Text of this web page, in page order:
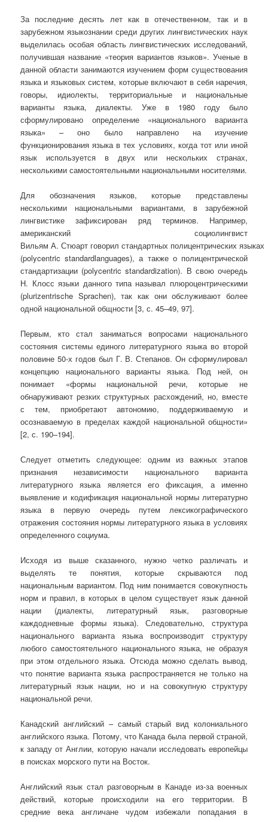
За последние десять лет как в отечественном, так и в
зарубежном языкознании среди других лингвистических наук
выделилась особая область лингвистических исследований,
получившая название «теория вариантов языков». Ученые в
данной области занимаются изучением форм существования
языка и языковых систем, которые включают в себя наречия,
говоры, идиолекты, территориальные и национальные
варианты языка, диалекты. Уже в 1980 году было
сформулировано определение «национального варианта
языка» – оно было направлено на изучение
функционирования языка в тех условиях, когда тот или иной
язык используется в двух или нескольких странах,
несколькими самостоятельными национальными носителями.
Для обозначения языков, которые представлены
несколькими национальными вариантами, в зарубежной
лингвистике зафиксирован ряд терминов. Например,
американский социолингвист
Вильям А. Стюарт говорил стандартных полицентрических языках
(polycentric standardlanguages), а также о полицентрической
стандартизации (polycentric standardization). В свою очередь
Н. Клосс языки данного типа называл плюроцентрическими
(plurizentrische Sprachen), так как они обслуживают более
одной национальной общности [3, с. 45–49, 97].
Первым, кто стал заниматься вопросами национального
состояния системы единого литературного языка во второй
половине 50-х годов был Г. В. Степанов. Он сформулировал
концепцию национального варианты языка. Под ней, он
понимает «формы национальной речи, которые не
обнаруживают резких структурных расхождений, но, вместе
с тем, приобретают автономию, поддерживаемую и
осознаваемую в пределах каждой национальной общности»
[2, с. 190–194].
Следует отметить следующее: одним из важных этапов
признания независимости национального варианта
литературного языка является его фиксация, а именно
выявление и кодификация национальной нормы литературно
языка в первую очередь путем лексикографического
отражения состояния нормы литературного языка в условиях
определенного социума.
Исходя из выше сказанного, нужно четко различать и
выделять те понятия, которые скрываются под
национальным вариантом. Под ним понимается совокупность
норм и правил, в которых в целом существует язык данной
нации (диалекты, литературный язык, разговорные
каждодневные формы языка). Следовательно, структура
национального варианта языка воспроизводит структуру
любого самостоятельного национального языка, не образуя
при этом отдельного языка. Отсюда можно сделать вывод,
что понятие варианта языка распространяется не только на
литературный язык нации, но и на совокупную структуру
национальной речи.
Канадский английский – самый старый вид колониального
английского языка. Потому, что Канада была первой страной,
к западу от Англии, которую начали исследовать европейцы
в поисках морского пути на Восток.
Английский язык стал разговорным в Канаде из-за военных
действий, которые происходили на его территории. В
средние века англичане чудом избежали попадания в